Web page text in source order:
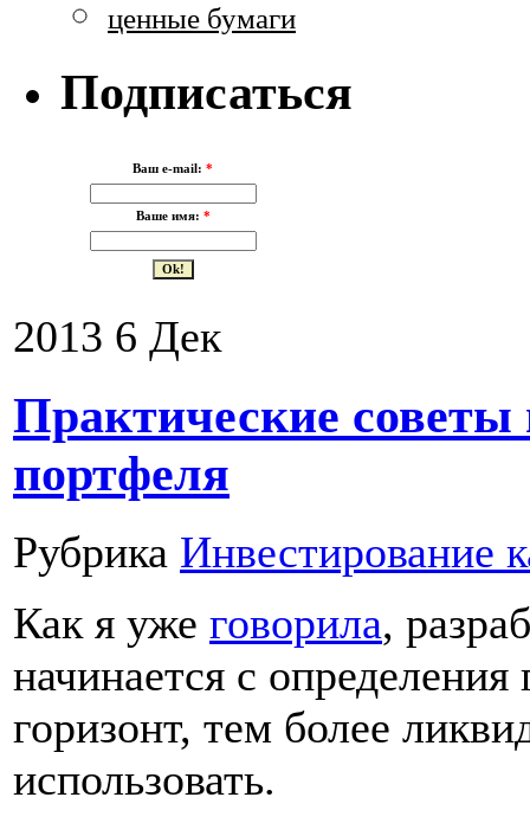
ценные бумаги
Подписаться
Ваш e-mail: *
Ваше имя: *
2013 6 Дек
Практические
портфеля
Рубрика Инвестирование
Как я уже говорила,
начинается с
горизонт, тем более
использовать.